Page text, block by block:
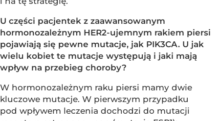
U części pacjentek z zaawansowanym
hormonozależnym HER2-ujemnym rakiem piersi
pojawiają się pewne mutacje, jak PIK3CA. U jak
wielu kobiet te mutacje występują i jaki mają
wpływ na przebieg choroby?
W hormonozależnym raku piersi mamy dwie
kluczowe mutacje. W pierwszym przypadku
pod wpływem leczenia dochodzi do mutacji